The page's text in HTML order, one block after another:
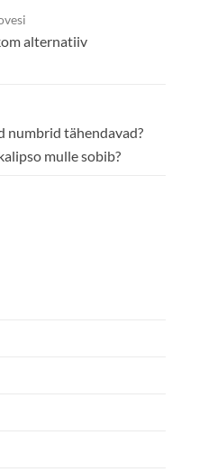
alternatiiv
numbrid tähendavad?
mulle sobib?